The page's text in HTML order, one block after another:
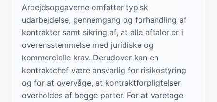
Arbejdsopgaverne omfatter typisk
udarbejdelse, gennemgang og forhandling af
kontrakter samt sikring af, at alle aftaler er i
overensstemmelse med juridiske og
kommercielle krav. Derudover kan en
kontraktchef være ansvarlig for risikostyring
og for at overvåge, at kontraktforpligtelser
overholdes af begge parter. For at varetage